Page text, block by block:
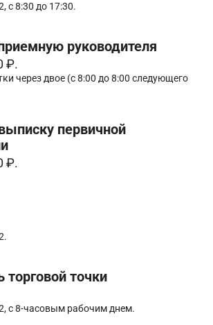
с 8:30 до 17:30.
руководителя
₽.
через двое (с 8:00 до 8:00 следующего
первичной
₽.
торговой точки
с 8-часовым рабочим днем.